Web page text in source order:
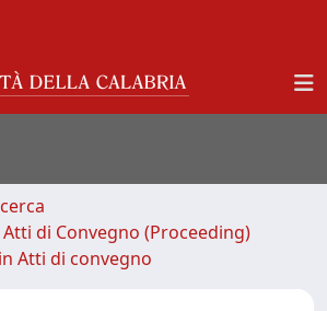
di Convegno (Proceeding)
Atti di convegno